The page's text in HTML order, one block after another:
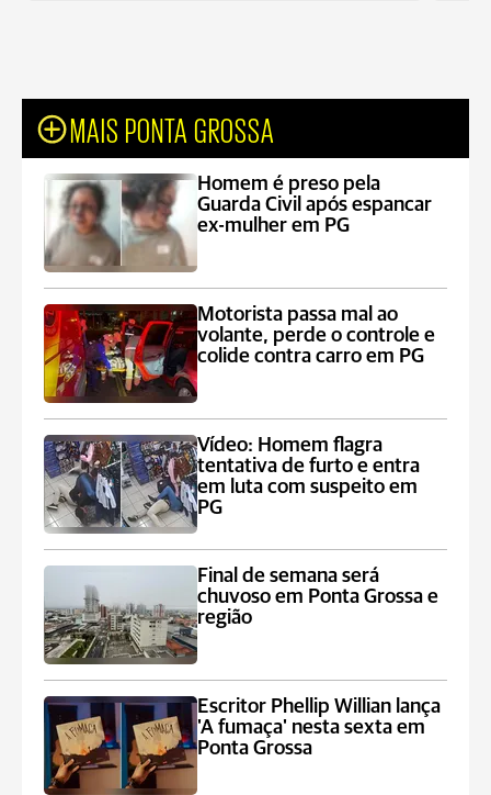
MAIS PONTA GROSSA
Homem é preso pela
Guarda Civil após espancar
ex-mulher em PG
Motorista passa mal ao
volante, perde o controle e
colide contra carro em PG
Vídeo: Homem flagra
tentativa de furto e entra
em luta com suspeito em
PG
Final de semana será
chuvoso em Ponta Grossa e
região
Escritor Phellip Willian lança
'A fumaça' nesta sexta em
Ponta Grossa